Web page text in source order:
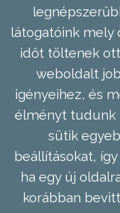
látogatóink mely
időt töltenek
weboldalt
igényeihez, és
élményt tudunk
sütik
beállításokat,
ha egy új
korábban